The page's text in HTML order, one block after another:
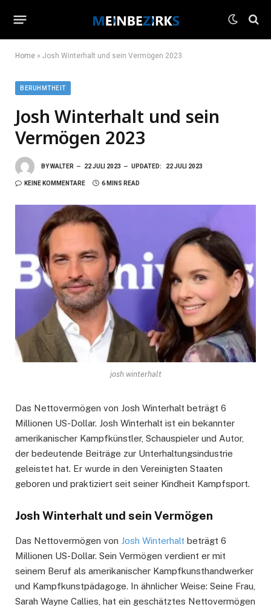
Home » Josh Winterhalt und sein Vermögen 2023
BERUHMTHEIT
Josh Winterhalt und sein
Vermögen 2023
BYWALTER 22 JULI 2023 UPDATED: 22 JULI 2023
KEINE KOMMENTARE 6 MINS READ
josh winterhalt
Das Nettovermögen von Josh Winterhalt beträgt 6
Millionen US-Dollar. Josh Winterhalt ist ein bekannter
amerikanischer Kampfkünstler, Schauspieler und Autor,
der bedeutende Beiträge zur Unterhaltungsindustrie
geleistet hat. Er wurde in den Vereinigten Staaten
geboren und praktiziert seit seiner Kindheit Kampfsport.
Josh Winterhalt und sein Vermögen
Das Nettovermögen von Josh Winterhalt beträgt 6
Millionen US-Dollar. Sein Vermögen verdient er mit
seinem Beruf als amerikanischer Kampfkunsthandwerker
und Kampfkunstpädagoge. In ähnlicher Weise: Seine Frau,
Sarah Wayne Callies, hat ein geschätztes Nettovermögen